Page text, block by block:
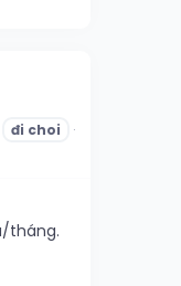
đi choi
tháng.